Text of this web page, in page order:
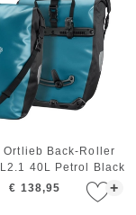
+
Ortlieb Back-Roller
40L Petrol Black
(2-delig)
€ 138,95